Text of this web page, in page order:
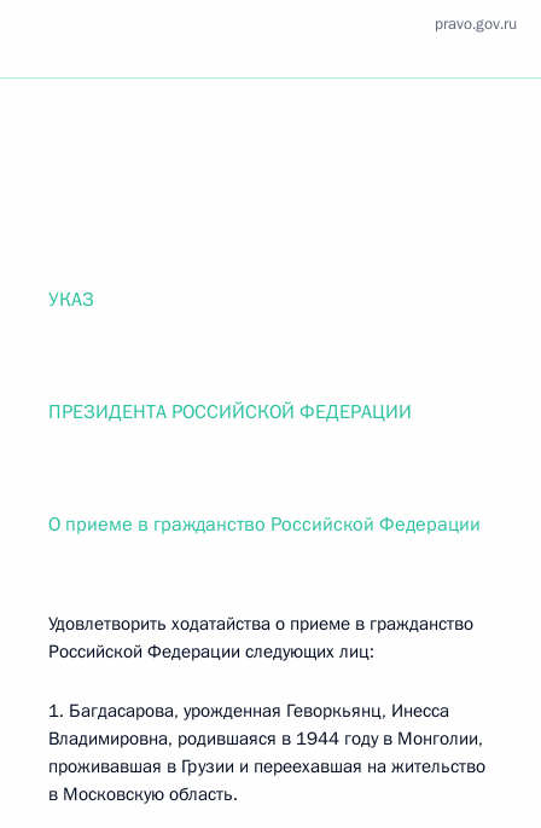
pravo.gov.ru
УКАЗ
ПРЕЗИДЕНТА РОССИЙСКОЙ ФЕДЕРАЦИИ
О приеме в гражданство Российской Федерации
Удовлетворить ходатайства о приеме в гражданство
Российской Федерации следующих лиц:
1. Багдасарова, урожденная Геворкьянц, Инесса
Владимировна, родившаяся в 1944 году в Монголии,
проживавшая в Грузии и переехавшая на жительство
в Московскую область.